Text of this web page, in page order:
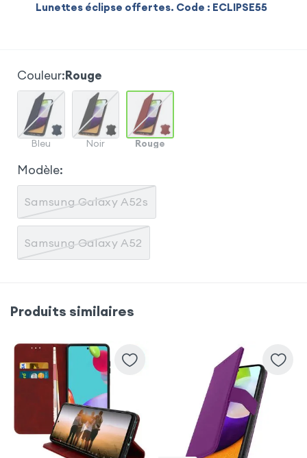
Lunettes éclipse offertes. Code : ECLIPSE55
Couleur:Rouge
Bleu Noir Rouge
Modèle:
Samsung Galaxy A52s
Samsung Galaxy A52
Produits similaires